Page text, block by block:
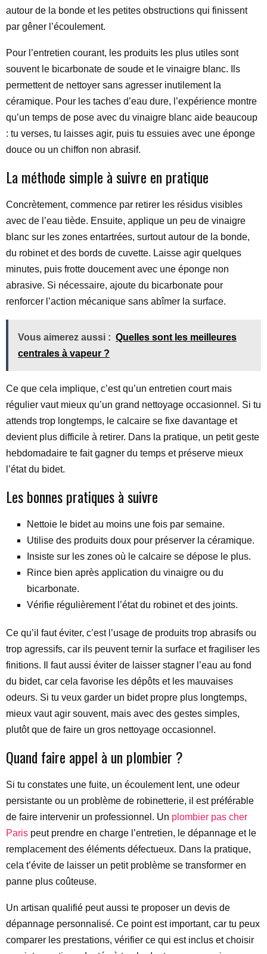
autour de la bonde et les petites obstructions qui finissent
par gêner l’écoulement.
Pour l’entretien courant, les produits les plus utiles sont
souvent le bicarbonate de soude et le vinaigre blanc. Ils
permettent de nettoyer sans agresser inutilement la
céramique. Pour les taches d’eau dure, l’expérience montre
qu’un temps de pose avec du vinaigre blanc aide beaucoup
: tu verses, tu laisses agir, puis tu essuies avec une éponge
douce ou un chiffon non abrasif.
La méthode simple à suivre en pratique
Concrètement, commence par retirer les résidus visibles
avec de l’eau tiède. Ensuite, applique un peu de vinaigre
blanc sur les zones entartrées, surtout autour de la bonde,
du robinet et des bords de cuvette. Laisse agir quelques
minutes, puis frotte doucement avec une éponge non
abrasive. Si nécessaire, ajoute du bicarbonate pour
renforcer l’action mécanique sans abîmer la surface.
Vous aimerez aussi : Quelles sont les meilleures
centrales à vapeur ?
Ce que cela implique, c’est qu’un entretien court mais
régulier vaut mieux qu’un grand nettoyage occasionnel. Si tu
attends trop longtemps, le calcaire se fixe davantage et
devient plus difficile à retirer. Dans la pratique, un petit geste
hebdomadaire te fait gagner du temps et préserve mieux
l’état du bidet.
Les bonnes pratiques à suivre
Nettoie le bidet au moins une fois par semaine.
Utilise des produits doux pour préserver la céramique.
Insiste sur les zones où le calcaire se dépose le plus.
Rince bien après application du vinaigre ou du
bicarbonate.
Vérifie régulièrement l’état du robinet et des joints.
Ce qu’il faut éviter, c’est l’usage de produits trop abrasifs ou
trop agressifs, car ils peuvent ternir la surface et fragiliser les
finitions. Il faut aussi éviter de laisser stagner l’eau au fond
du bidet, car cela favorise les dépôts et les mauvaises
odeurs. Si tu veux garder un bidet propre plus longtemps,
mieux vaut agir souvent, mais avec des gestes simples,
plutôt que de faire un gros nettoyage occasionnel.
Quand faire appel à un plombier ?
Si tu constates une fuite, un écoulement lent, une odeur
persistante ou un problème de robinetterie, il est préférable
de faire intervenir un professionnel. Un plombier pas cher
Paris peut prendre en charge l’entretien, le dépannage et le
remplacement des éléments défectueux. Dans la pratique,
cela t’évite de laisser un petit problème se transformer en
panne plus coûteuse.
Un artisan qualifié peut aussi te proposer un devis de
dépannage personnalisé. Ce point est important, car tu peux
comparer les prestations, vérifier ce qui est inclus et choisir